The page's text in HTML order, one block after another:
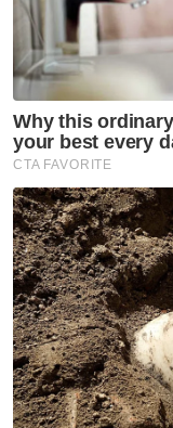
Muat turun
Lelaki
Masuk | Daftar
Ketua Bersatu
Che Johan Che